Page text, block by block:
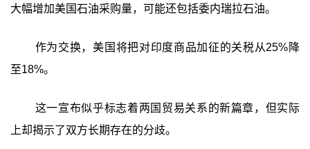
大幅增加美国石油采购量，可能还包括委内瑞拉石油。
作为交换，美国将把对印度商品加征的关税从25%降
至18%。
这一宣布似乎标志着两国贸易关系的新篇章，但实际
上却揭示了双方长期存在的分歧。